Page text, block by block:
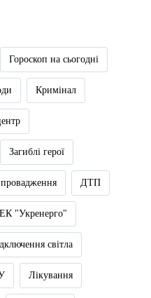
Гороскоп на сьогодні
Кримінал
Загиблі герої
ДТП
"Укренерго"
світла
Лікування